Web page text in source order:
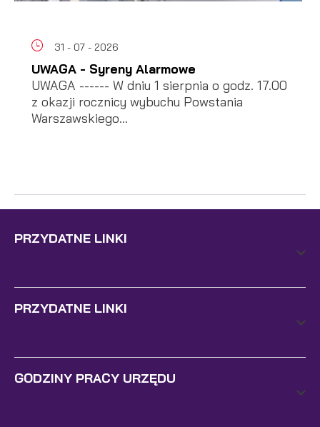
31 - 07 - 2026
UWAGA - Syreny Alarmowe
UWAGA ------ W dniu 1 sierpnia o godz. 17.00
z okazji rocznicy wybuchu Powstania
Warszawskiego...
PRZYDATNE LINKI
PRZYDATNE LINKI
GODZINY PRACY URZĘDU